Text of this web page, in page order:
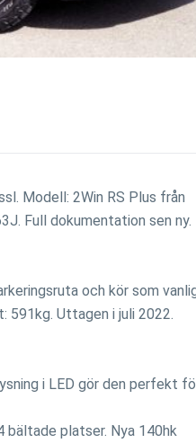
Modell: 2Win RS Plus från
Full dokumentation sen ny.
och kör som
591kg. Uttagen i juli 2022.
i LED gör den perfekt
bältade platser. Nya 140hk